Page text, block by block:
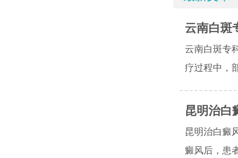
云南白斑
云南白斑专
疗过程中，
昆明治白
昆明治白癜
癜风后，患